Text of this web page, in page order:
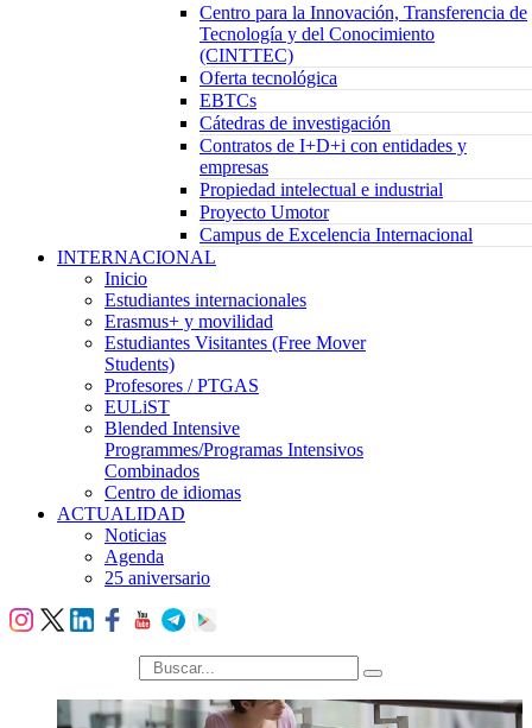
Centro para la Innovación, Transferencia de
Tecnología y del Conocimiento
(CINTTEC)
Oferta tecnológica
EBTCs
Cátedras de investigación
Contratos de I+D+i con entidades y
empresas
Propiedad intelectual e industrial
Proyecto Umotor
Campus de Excelencia Internacional
INTERNACIONAL
Inicio
Estudiantes internacionales
Erasmus+ y movilidad
Estudiantes Visitantes (Free Mover
Students)
Profesores / PTGAS
EULiST
Blended Intensive
Programmes/Programas Intensivos
Combinados
Centro de idiomas
ACTUALIDAD
Noticias
Agenda
25 aniversario
búsqueda